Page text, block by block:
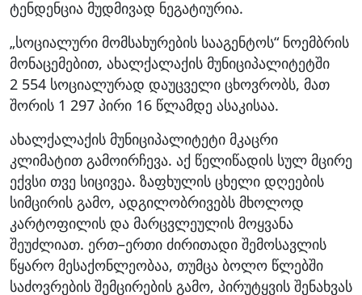
ტენდენცია მუდმივად ნეგატიურია.
„სოციალური მომსახურების სააგენტოს“ ნოემბრის
მონაცემებით, ახალქალაქის მუნიციპალიტეტში
2 554 სოციალურად დაუცველი ცხოვრობს, მათ
შორის 1 297 პირი 16 წლამდე ასაკისაა.
ახალქალაქის მუნიციპალიტეტი მკაცრი
კლიმატით გამოირჩევა. აქ წელიწადის სულ მცირე
ექვსი თვე სიცივეა. ზაფხულის ცხელი დღეების
სიმცირის გამო, ადგილობრივებს მხოლოდ
კარტოფილის და მარცვლეულის მოყვანა
შეუძლიათ. ერთ–ერთი ძირითადი შემოსავლის
წყარო მესაქონლეობაა, თუმცა ბოლო წლებში
საძოვრების შემცირების გამო, პირუტყვის შენახვას